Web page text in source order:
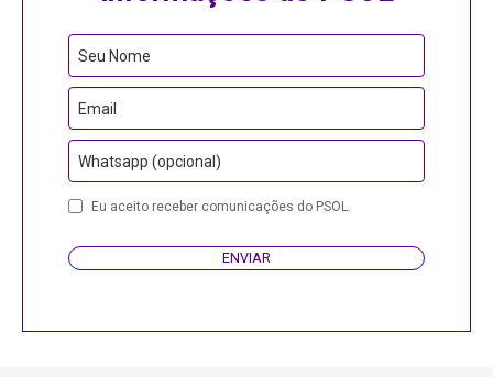
Seu Nome
Email
Whatsapp (opcional)
Company
Eu aceito receber comunicações do PSOL.
ENVIAR